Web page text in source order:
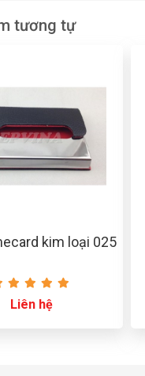
tương tự
kim loại 025
Liên hệ